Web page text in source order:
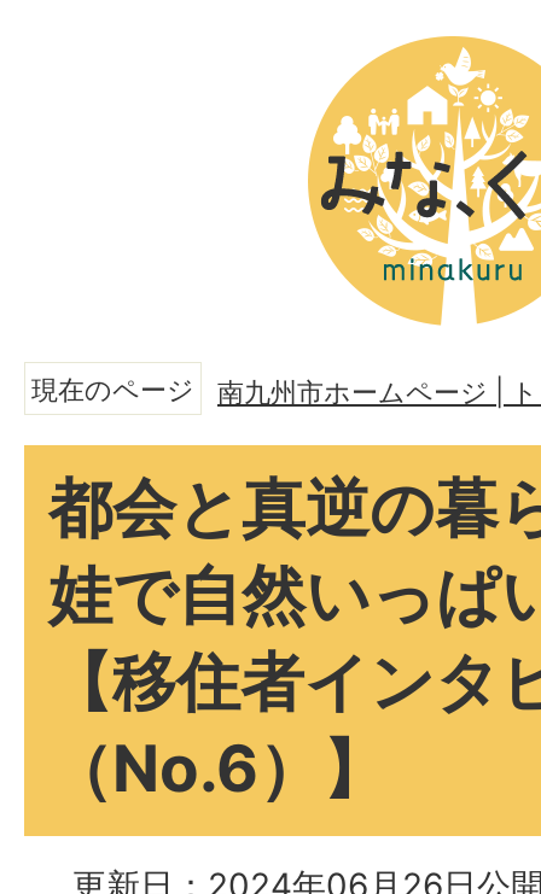
現在のページ 南九州市ホームページ |
都会と真逆の暮
娃で自然いっぱ
【移住者インタ
（No.6）】
更新日：2024年06月26日公